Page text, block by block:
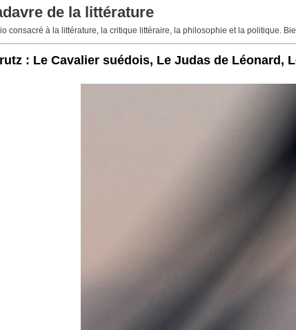
de la littérature
consacré à la littérature, la critique littéraire, la philosophie et la politique.
: Le Cavalier suédois, Le Judas de Léonard,